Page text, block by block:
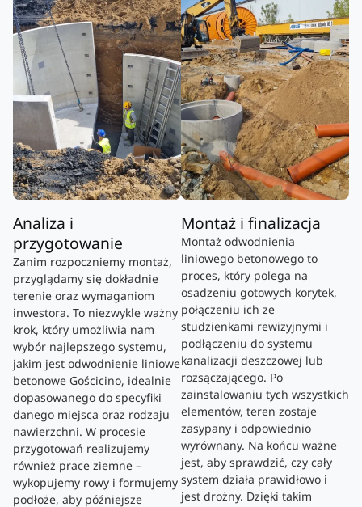
Analiza i
przygotowanie
Zanim rozpoczniemy montaż,
przyglądamy się dokładnie
terenie oraz wymaganiom
inwestora. To niezwykle ważny
krok, który umożliwia nam
wybór najlepszego systemu,
jakim jest odwodnienie liniowe
betonowe Gościcino, idealnie
dopasowanego do specyfiki
danego miejsca oraz rodzaju
nawierzchni. W procesie
przygotowań realizujemy
również prace ziemne –
wykopujemy rowy i formujemy
podłoże, aby późniejsze
Montaż i finalizacja
Montaż odwodnienia
liniowego betonowego to
proces, który polega na
osadzeniu gotowych korytek,
połączeniu ich ze
studzienkami rewizyjnymi i
podłączeniu do systemu
kanalizacji deszczowej lub
rozsączającego. Po
zainstalowaniu tych wszystkich
elementów, teren zostaje
zasypany i odpowiednio
wyrównany. Na końcu ważne
jest, aby sprawdzić, czy cały
system działa prawidłowo i
jest drożny. Dzięki takim